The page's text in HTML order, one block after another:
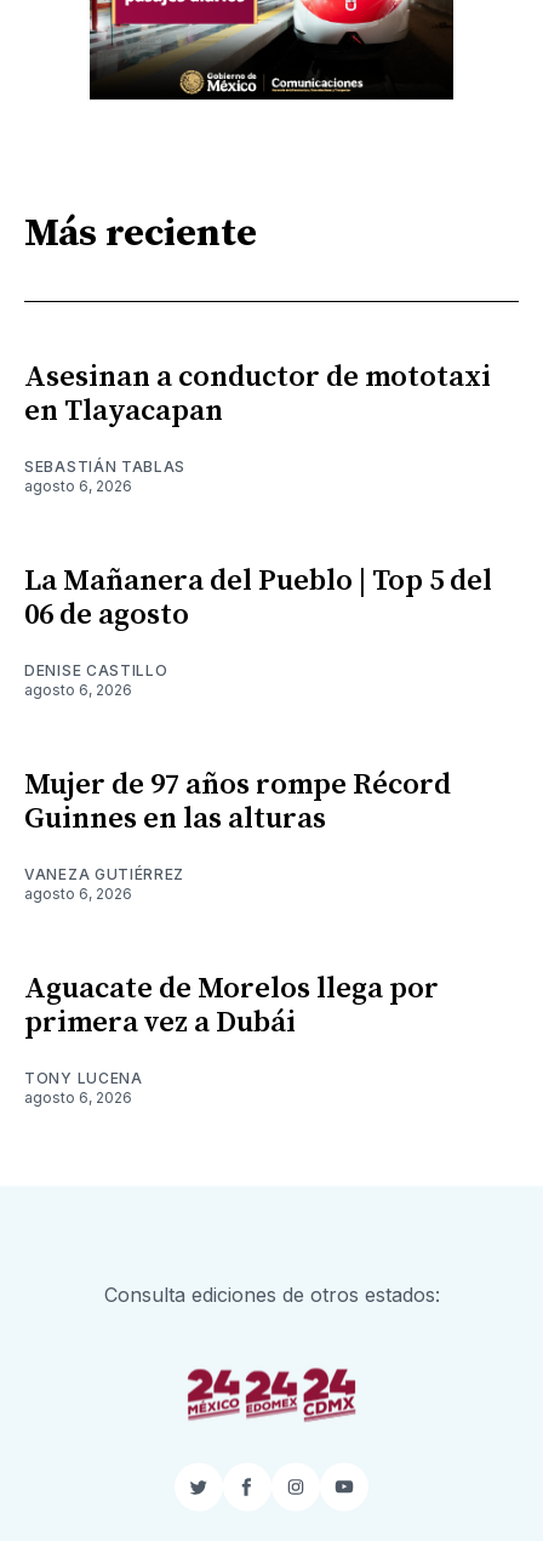
Más reciente
Asesinan a conductor de mototaxi
en Tlayacapan
SEBASTIÁN TABLAS
agosto 6, 2026
La Mañanera del Pueblo | Top 5 del
06 de agosto
DENISE CASTILLO
agosto 6, 2026
Mujer de 97 años rompe Récord
Guinnes en las alturas
VANEZA GUTIÉRREZ
agosto 6, 2026
Aguacate de Morelos llega por
primera vez a Dubái
TONY LUCENA
agosto 6, 2026
Consulta ediciones de otros estados:
TwitterFacebook
InstagramYouTube